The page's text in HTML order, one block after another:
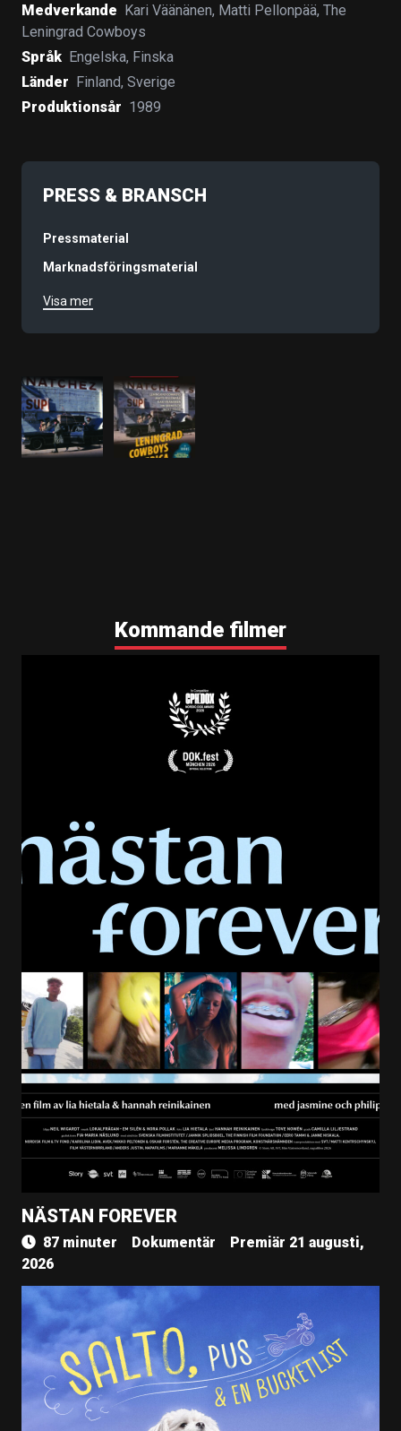
Medverkande Kari Väänänen, Matti Pellonpää, The
Leningrad Cowboys
Språk Engelska, Finska
Länder Finland, Sverige
Produktionsår 1989
PRESS & BRANSCH
Pressmaterial
Marknadsföringsmaterial
Visa mer
Kommande filmer
NÄSTAN FOREVER
87 minuter Dokumentär
Premiär 21 augusti,
2026